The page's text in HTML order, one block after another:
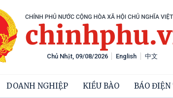
English 中文
DOANH NGHIỆP KIỀU BÀO BÁO
Chủ Nhật, 09/08/2026